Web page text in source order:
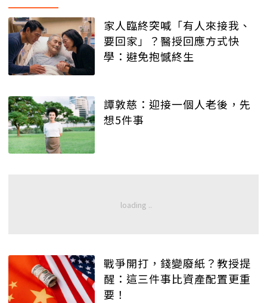
家人臨終突喊「有人來接我、
要回家」？醫授回應方式快
學：避免抱憾終生
譚敦慈：迎接一個人老後，先
想5件事
戰爭開打，錢變廢紙？教授提
醒：這三件事比資產配置更重
要！